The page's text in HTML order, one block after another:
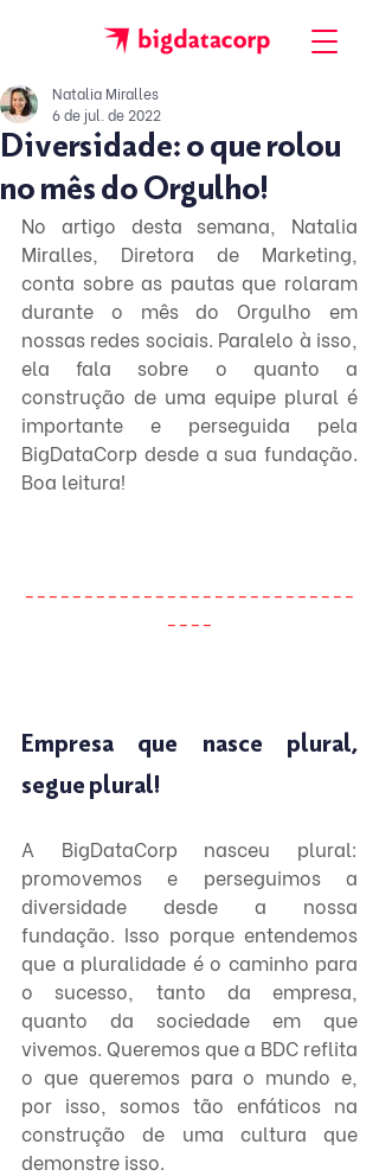
Diversidade: o que rolou
no mês do Orgulho!
Natalia Miralles
6 de jul. de 2022
No artigo desta semana, Natalia
Miralles, Diretora de Marketing,
conta sobre as pautas que rolaram
durante o mês do Orgulho em
nossas redes sociais. Paralelo à isso,
ela fala sobre o quanto a
construção de uma equipe plural é
importante e perseguida pela
BigDataCorp desde a sua fundação.
Boa leitura!
----------------------------
----
Empresa que nasce plural,
segue plural!
A BigDataCorp nasceu plural:
promovemos e perseguimos a
diversidade desde a nossa
fundação. Isso porque entendemos
que a pluralidade é o caminho para
o sucesso, tanto da empresa,
quanto da sociedade em que
vivemos. Queremos que a BDC reflita
o que queremos para o mundo e,
por isso, somos tão enfáticos na
construção de uma cultura que
demonstre isso.